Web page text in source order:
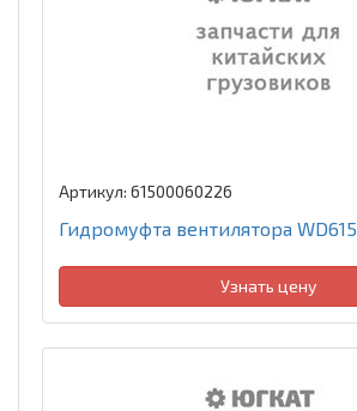
Артикул: 61500060226
Гидромуфта вентилятора WD615
Узнать цену